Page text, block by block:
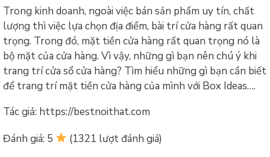
Trong kinh doanh, ngoài việc bán sản phẩm uy tín, chất
lượng thì việc lựa chọn địa điểm, bài trí cửa hàng rất quan
trọng. Trong đó, mặt tiền cửa hàng rất quan trọng nó là
bộ mặt của cửa hàng. Vì vậy, những gì bạn nên chú ý khi
trang trí cửa sổ cửa hàng? Tìm hiểu những gì bạn cần biết
để trang trí mặt tiền cửa hàng của mình với Box Ideas….
Tác giả: https://bestnoithat.com
Đánh giá: 5
(1321 lượt đánh giá)